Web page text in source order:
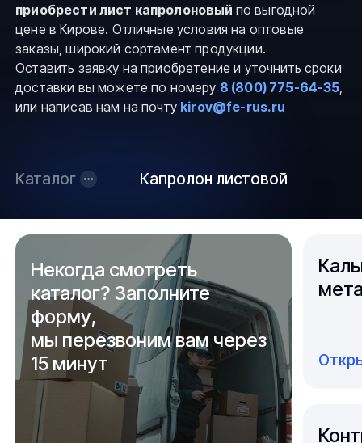
приобрести лист капролоновый по выгодной
цене в Кирове. Отличные условия на оптовые
заказы, широкий сортамент продукции.
Оставить заявку на приобретение и уточнить сроки
доставки вы можете по номеру 8 (800) 775-64-35,
или написав нам на почту kirov@fe-rus.ru
Каталог Капролон листовой
Некогда смотреть
каталог? Заполните
форму,
мы перезвоним вам через
15 минут